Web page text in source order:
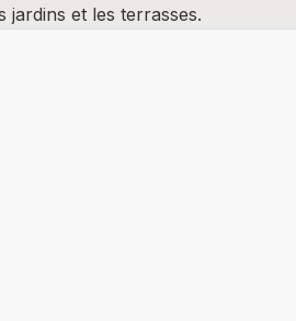
jardins et les terrasses.